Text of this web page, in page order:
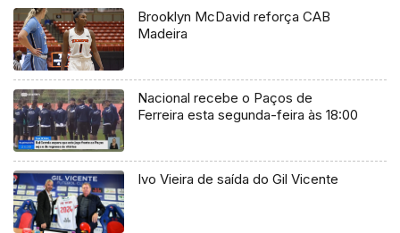
Brooklyn McDavid reforça CAB
Madeira
Nacional recebe o Paços de
Ferreira esta segunda-feira às 18:00
Ivo Vieira de saída do Gil Vicente